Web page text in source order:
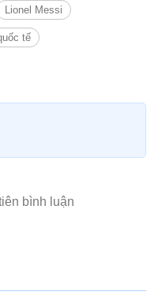
Lionel Messi
tế